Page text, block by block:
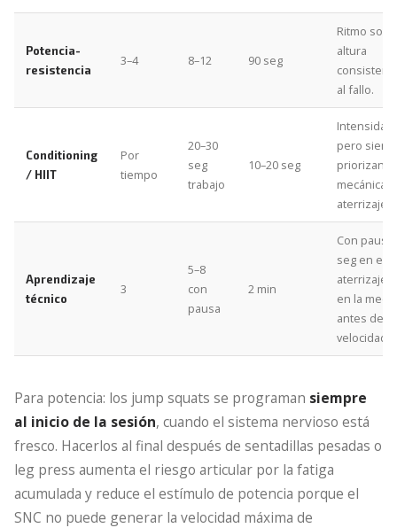
Potencia-
resistencia
3–4 8–12 90 seg
Ritmo
altura
al fallo.
Conditioning
/ HIIT
Por
tiempo
20–30
seg
trabajo
10–20 seg
Intensidad
pero
mecánica
aterrizaje.
Aprendizaje
técnico
3
5–8
con
pausa
2 min
Con pausa
seg en el
aterrizaje.
en la
antes de la
velocidad.
Para potencia: los jump squats se programan siempre
al inicio de la sesión, cuando el sistema nervioso está
fresco. Hacerlos al final después de sentadillas pesadas o
leg press aumenta el riesgo articular por la fatiga
acumulada y reduce el estímulo de potencia porque el
SNC no puede generar la velocidad máxima de